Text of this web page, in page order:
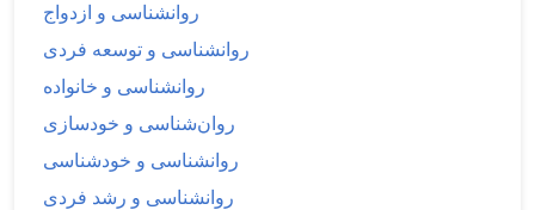
روانشناسی و ازدواج
روانشناسی و توسعه فردی
روانشناسی و خانواده
روان‌شناسی و خودسازی
روانشناسی و خودشناسی
روانشناسی و رشد فردی